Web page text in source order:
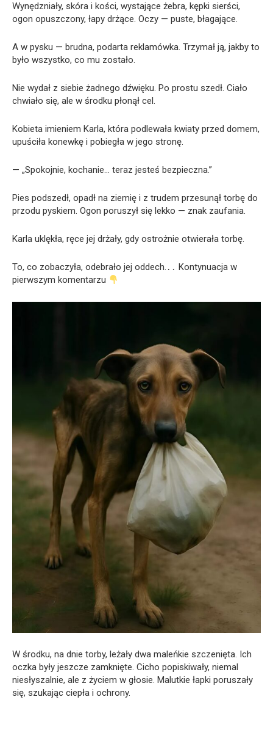
Wynędzniały, skóra i kości, wystające żebra, kępki sierści,
ogon opuszczony, łapy drżące. Oczy — puste, błagające.
A w pysku — brudna, podarta reklamówka. Trzymał ją, jakby to
było wszystko, co mu zostało.
Nie wydał z siebie żadnego dźwięku. Po prostu szedł. Ciało
chwiało się, ale w środku płonął cel.
Kobieta imieniem Karla, która podlewała kwiaty przed domem,
upuściła konewkę i pobiegła w jego stronę.
— „Spokojnie, kochanie… teraz jesteś bezpieczna.”
Pies podszedł, opadł na ziemię i z trudem przesunął torbę do
przodu pyskiem. Ogon poruszył się lekko — znak zaufania.
Karla uklękła, ręce jej drżały, gdy ostrożnie otwierała torbę.
To, co zobaczyła, odebrało jej oddech.․․ Kontynuacja w
pierwszym komentarzu
W środku, na dnie torby, leżały dwa maleńkie szczenięta. Ich
oczka były jeszcze zamknięte. Cicho popiskiwały, niemal
niesłyszalnie, ale z życiem w głosie. Malutkie łapki poruszały
się, szukając ciepła i ochrony.